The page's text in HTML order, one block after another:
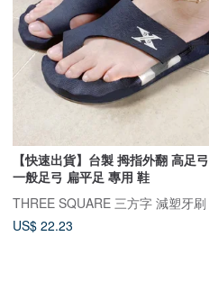
【快速出貨】台製 拇指外翻 高足弓
一般足弓 扁平足 專用 鞋
US$ 22.23